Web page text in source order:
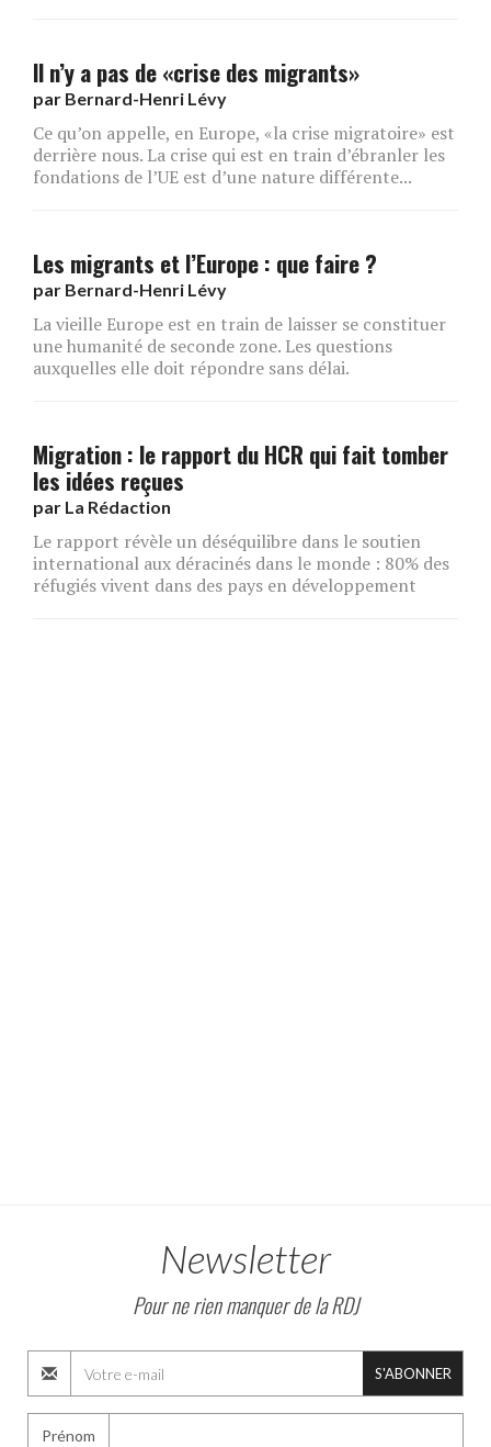
ll n’y a pas de «crise des migrants»
par Bernard-Henri Lévy
Ce qu’on appelle, en Europe, «la crise migratoire» est
derrière nous. La crise qui est en train d’ébranler les
fondations de l’UE est d’une nature différente...
Les migrants et l’Europe : que faire ?
par Bernard-Henri Lévy
La vieille Europe est en train de laisser se constituer
une humanité de seconde zone. Les questions
auxquelles elle doit répondre sans délai.
Migration : le rapport du HCR qui fait tomber
les idées reçues
par La Rédaction
Le rapport révèle un déséquilibre dans le soutien
international aux déracinés dans le monde : 80% des
réfugiés vivent dans des pays en développement
Newsletter
Pour ne rien manquer de la RDJ
S'ABONNER
Prénom